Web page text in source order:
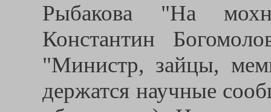
Рыбакова "На
Константин
"Министр, зайцы,
держатся научные